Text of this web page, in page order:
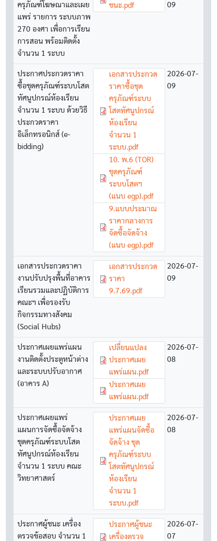
ครุภัณฑ์โฆษณาและเผย
แพร่ รายการ ระบบภาพ
270 องศา เพื่อการเรียน
การสอน พร้อมติดตั้ง
จำนวน 1 ระบบ
ชนะ.pdf 09
ประกาศประกวดราคา
ซื้อชุดครุภัณฑ์ระบบโสต
ทัศนูปกรณ์ห้องเรียน
จำนวน 1 ระบบ ด้วยวิธี
ประกวดราคา
อิเล็กทรอนิกส์ (e-
bidding)
Document
เอกสารประกวด
ราคาซื้อชุด
ครุภัณฑ์ระบบ
โสตทัศนูปกรณ์
ห้องเรียน
จำนวน 1
ระบบ.pdf
Document
10. พ.6 (TOR)
ชุดครุภัณฑ์
ระบบโสตฯ
(แนบ egp).pdf
Document
9.แบบประมาณ
ราคากลางการ
จัดซื้อจัดจ้าง
(แนบ egp).pdf
2026-07-
09
เอกสารประกวดราคา
งานปรับปรุงพื้นที่อาคาร
เรียนรวมและปฏิบัติการ
คณะฯ เพื่อรองรับ
กิจกรรมทางสังคม
(Social Hubs)
Document
เอกสารประกวด
ราคา
9.7.69.pdf
2026-07-
09
ประกาศเผยแพร่แผน
งานติดตั้งประตูหน้าต่าง
และระบบปรับอากาศ
(อาคาร A)
Document
เปลี่ยนแปลง
ประกาศเผย
แพร่แผน.pdf
Document
ประกาศเผย
แพร่แผน.pdf
2026-07-
08
ประกาศเผยแพร่
แผนการจัดซื้อจัดจ้าง
ชุดครุภัณฑ์ระบบโสต
ทัศนูปกรณ์ห้องเรียน
จำนวน 1 ระบบ คณะ
วิทยาศาสตร์
Document
ประกาศเผย
แพร่แผนจัดซื้อ
จัดจ้าง ชุด
ครุภัณฑ์ระบบ
โสตทัศนูปกรณ์
ห้องเรียน
จำนวน 1
ระบบ.pdf
2026-07-
08
ประกาศผู้ชนะ เครื่อง
ตรวจข้อสอบ จำนวน 1
Document
ประกาศผู้ชนะ
เครื่องตรวจ
2026-07-
07